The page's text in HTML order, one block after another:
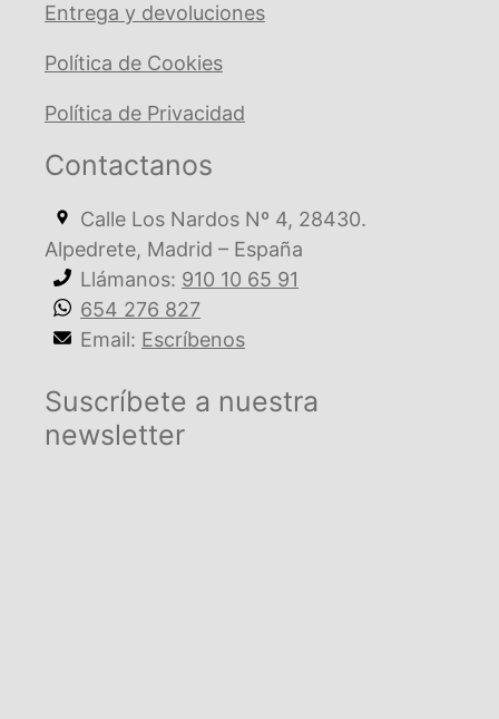
Entrega y devoluciones
Política de Cookies
Política de Privacidad
Contactanos
Calle Los Nardos Nº 4, 28430.
Alpedrete, Madrid – España
Llámanos: 910 10 65 91
654 276 827
Email: Escríbenos
Suscríbete a nuestra
newsletter